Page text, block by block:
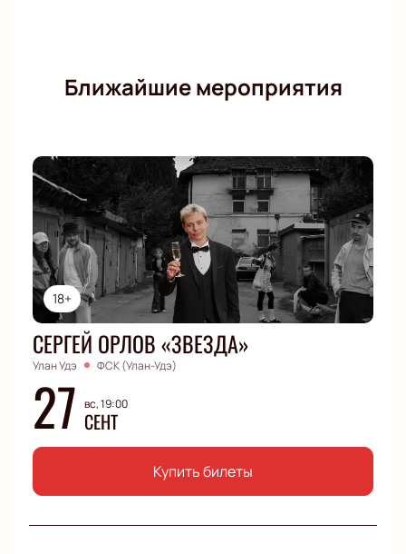
Ближайшие мероприятия
18+
СЕРГЕЙ ОРЛОВ «ЗВЕЗДА»
Улан Удэ ФСК (Улан-Удэ)
27 вс, 19:00
СЕНТ
Купить билеты